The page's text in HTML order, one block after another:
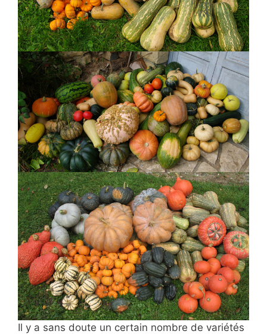
Il y a sans doute un certain nombre de variétés